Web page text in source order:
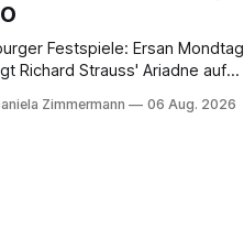
Festspiele: Ersan Mondtag
Richard Strauss' Ariadne auf
Fiction mit Opernklassik.
Zimmermann 06 Aug. 2026